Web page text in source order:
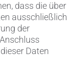
dass die über
ausschließlich
der
Daten